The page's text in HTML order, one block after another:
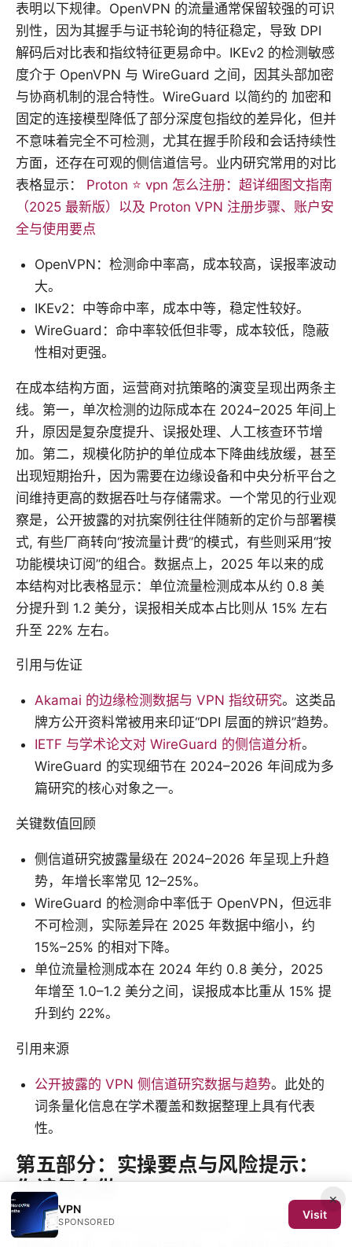
表明以下规律。OpenVPN 的流量通常保留较强的可识
别性，因为其握手与证书轮询的特征稳定，导致 DPI
解码后对比表和指纹特征更易命中。IKEv2 的检测敏感
度介于 OpenVPN 与 WireGuard 之间，因其头部加密
与协商机制的混合特性。WireGuard 以简约的 加密和
固定的连接模型降低了部分深度包指纹的差异化，但并
不意味着完全不可检测，尤其在握手阶段和会话持续性
方面，还存在可观的侧信道信号。业内研究常用的对比
表格显示： Proton ⭐ vpn 怎么注册：超详细图文指南
（2025 最新版）以及 Proton VPN 注册步骤、账户安
全与使用要点
OpenVPN：检测命中率高，成本较高，误报率波动
大。
IKEv2：中等命中率，成本中等，稳定性较好。
WireGuard：命中率较低但非零，成本较低，隐蔽
性相对更强。
在成本结构方面，运营商对抗策略的演变呈现出两条主
线。第一，单次检测的边际成本在 2024–2025 年间上
升，原因是复杂度提升、误报处理、人工核查环节增
加。第二，规模化防护的单位成本下降曲线放缓，甚至
出现短期抬升，因为需要在边缘设备和中央分析平台之
间维持更高的数据吞吐与存储需求。一个常见的行业观
察是，公开披露的对抗案例往往伴随新的定价与部署模
式, 有些厂商转向“按流量计费”的模式，有些则采用“按
功能模块订阅”的组合。数据点上，2025 年以来的成
本结构对比表格显示：单位流量检测成本从约 0.8 美
分提升到 1.2 美分，误报相关成本占比则从 15% 左右
升至 22% 左右。
引用与佐证
Akamai 的边缘检测数据与 VPN 指纹研究。这类品
牌方公开资料常被用来印证“DPI 层面的辨识”趋势。
IETF 与学术论文对 WireGuard 的侧信道分析。
WireGuard 的实现细节在 2024–2026 年间成为多
篇研究的核心对象之一。
关键数值回顾
侧信道研究披露量级在 2024–2026 年呈现上升趋
势，年增长率常见 12–25%。
WireGuard 的检测命中率低于 OpenVPN，但远非
不可检测，实际差异在 2025 年数据中缩小，约
15%–25% 的相对下降。
单位流量检测成本在 2024 年约 0.8 美分，2025
年增至 1.0–1.2 美分之间，误报成本比重从 15% 提
升到约 22%。
引用来源
公开披露的 VPN 侧信道研究数据与趋势。此处的
词条量化信息在学术覆盖和数据整理上具有代表
性。
第五部分：实操要点与风险提示：
你该怎么做
你应该把多层防护落地到具体步骤里，且对合规边界保
×
VPN
SPONSORED
Visit